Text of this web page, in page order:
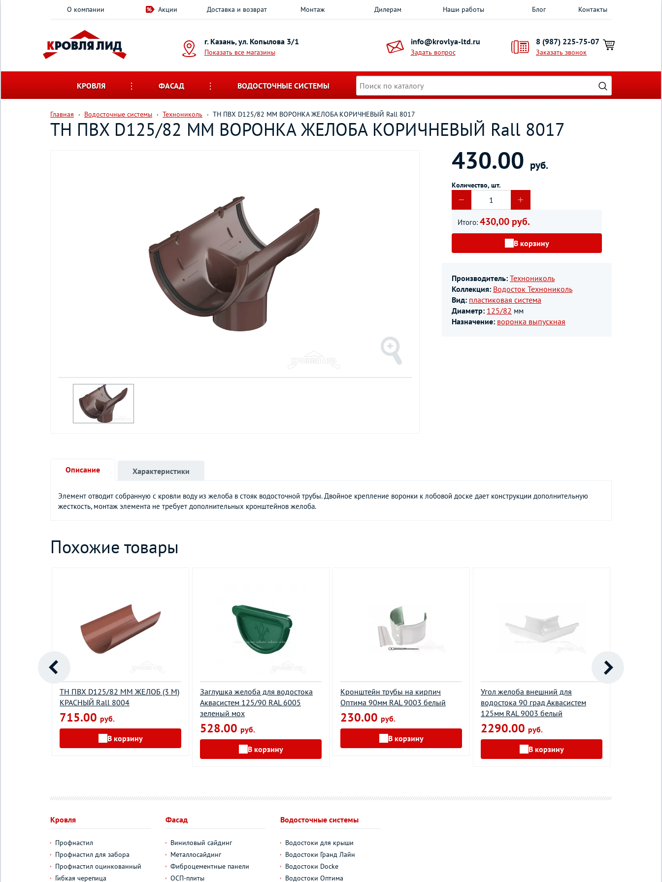
О компании Акции Доставка и возврат Монтаж Дилерам Наши работы Блог Контакты
г. Казань, ул. Копылова 3/1
Показать все магазины
info@krovlya-ltd.ru
Задать вопрос
8 (987) 225-75-07
Заказать звонок
КРОВЛЯ ФАСАД ВОДОСТОЧНЫЕ СИСТЕМЫ
Главная Водосточные системы Технониколь ТН ПВХ D125/82 ММ ВОРОНКА ЖЕЛОБА КОРИЧНЕВЫЙ Rall 8017
ТН ПВХ D125/82 ММ ВОРОНКА ЖЕЛОБА КОРИЧНЕВЫЙ Rall 8017
430.00 руб.
Количество, шт.
Итого: 430,00 руб.
В корзину
Производитель: Технониколь
Коллекция: Водосток Технониколь
Вид: пластиковая система
Диаметр: 125/82 мм
Назначение: воронка выпускная
Описание
Элемент отводит собранную с кровли воду из желоба в стояк водосточной трубы. Двойное крепление воронки к лобовой доске дает конструкции дополнительную
жесткость, монтаж элемента не требует дополнительных кронштейнов желоба.
Характеристики
Похожие товары
ТН ПВХ D125/82 ММ ЖЕЛОБ (3 М)
КРАСНЫЙ Rall 8004
715.00 руб.
В корзину
Заглушка желоба для водостока
Аквасистем 125/90 RAL 6005
зеленый мох
528.00 руб.
В корзину
Кронштейн трубы на кирпич
Оптима 90мм RAL 9003 белый
230.00 руб.
В корзину
Угол желоба внешний для
водостока 90 град Аквасистем
125мм RAL 9003 белый
2290.00 руб.
В корзину
Кровля
Профнастил
Профнастил для забора
Профнастил оцинкованный
Гибкая черепица
Фасад
Виниловый сайдинг
Металлосайдинг
Фиброцементные панели
ОСП-плиты
Водосточные системы
Водостоки для крыши
Водостоки Гранд Лайн
Водостоки Docke
Водостоки Оптима